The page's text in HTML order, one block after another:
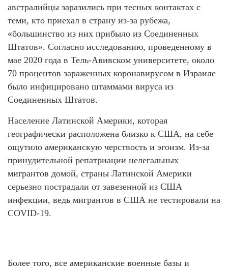
австралийцы заразились при тесных контактах с
теми, кто приехал в страну из-за рубежа,
«большинство из них прибыло из Соединенных
Штатов». Согласно исследованию, проведенному в
мае 2020 года в Тель-Авивском университете, около
70 процентов зараженных коронавирусом в Израиле
было инфицировано штаммами вируса из
Соединенных Штатов.
Население Латинской Америки, которая
географически расположена близко к США, на себе
ощутило американскую черствость и эгоизм. Из-за
принудительной репатриации нелегальных
мигрантов домой, страны Латинской Америки
серьезно пострадали от завезенной из США
инфекции, ведь мигрантов в США не тестировали на
COVID-19.
Более того, все американские военные базы и